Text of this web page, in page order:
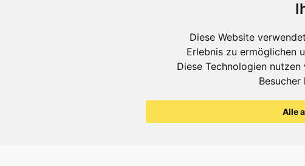
Diese Website
Erlebnis zu ermöglichen
Diese Technologien
Alle
Jobs
Impressum
Datenschutzerklärung